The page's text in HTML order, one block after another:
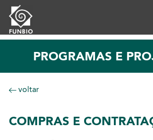
PROGRAMAS E
voltar
COMPRAS E